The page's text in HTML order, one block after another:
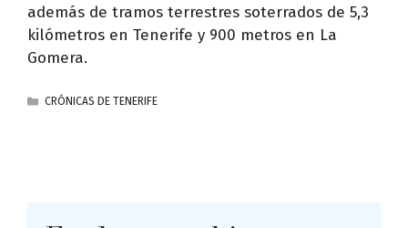
además de tramos terrestres soterrados de 5,3
kilómetros en Tenerife y 900 metros en La
Gomera.
CATEGORÍAS
CRÓNICAS DE TENERIFE